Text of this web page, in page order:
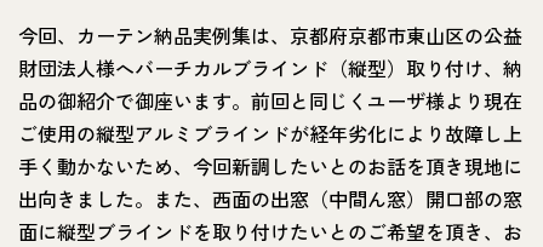
今回、カーテン納品実例集は、京都府京都市東山区の公益
財団法人様へバーチカルブラインド（縦型）取り付け、納
品の御紹介で御座います。前回と同じくユーザ様より現在
ご使用の縦型アルミブラインドが経年劣化により故障し上
手く動かないため、今回新調したいとのお話を頂き現地に
出向きました。また、西面の出窓（中間ん窓）開口部の窓
面に縦型ブラインドを取り付けたいとのご希望を頂き、お